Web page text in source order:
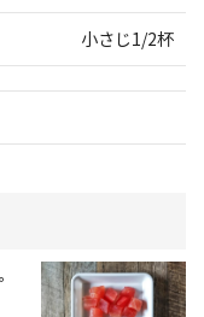
小さじ1/2杯